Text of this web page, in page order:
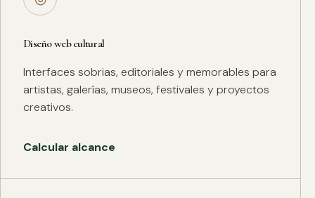
Diseño web cultural
Interfaces sobrias, editoriales y memorables para
artistas, galerías, museos, festivales y proyectos
creativos.
Calcular alcance